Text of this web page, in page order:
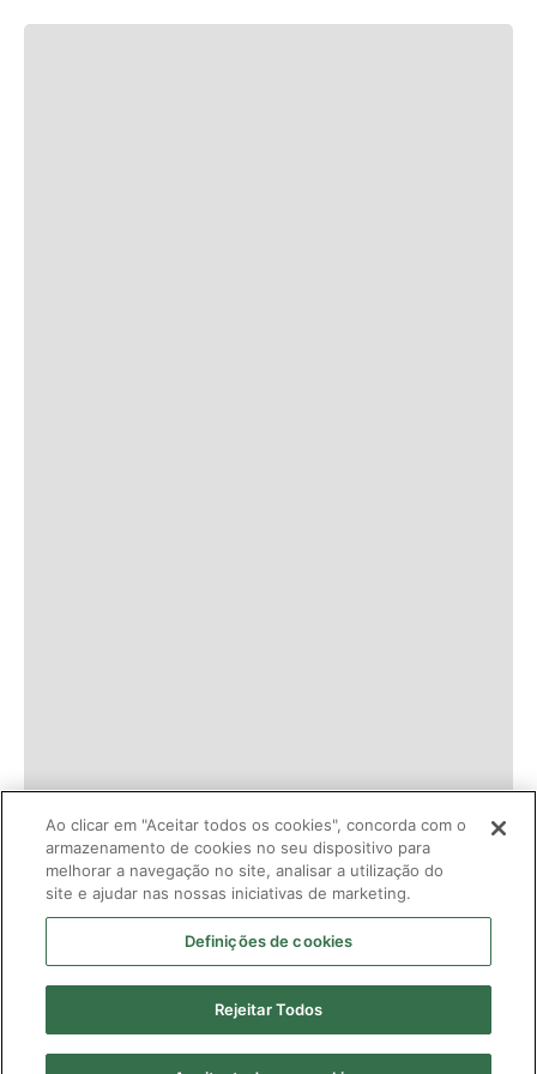
Ao clicar em "Aceitar todos os cookies", concorda com o
armazenamento de cookies no seu dispositivo para
melhorar a navegação no site, analisar a utilização do
site e ajudar nas nossas iniciativas de marketing.
Definições de cookies
Rejeitar Todos